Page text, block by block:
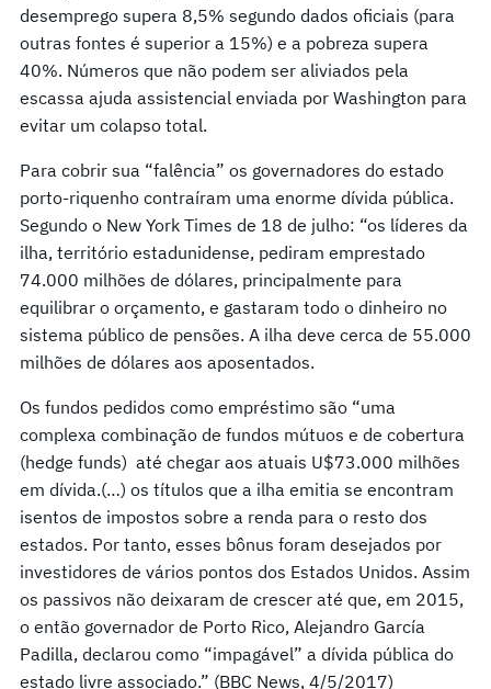
desemprego supera 8,5% segundo dados oficiais (para
outras fontes é superior a 15%) e a pobreza supera
40%. Números que não podem ser aliviados pela
escassa ajuda assistencial enviada por Washington para
evitar um colapso total.
Para cobrir sua “falência” os governadores do estado
porto-riquenho contraíram uma enorme dívida pública.
Segundo o New York Times de 18 de julho: “os líderes da
ilha, território estadunidense, pediram emprestado
74.000 milhões de dólares, principalmente para
equilibrar o orçamento, e gastaram todo o dinheiro no
sistema público de pensões. A ilha deve cerca de 55.000
milhões de dólares aos aposentados.
Os fundos pedidos como empréstimo são “uma
complexa combinação de fundos mútuos e de cobertura
(hedge funds) até chegar aos atuais U$73.000 milhões
em dívida.(…) os títulos que a ilha emitia se encontram
isentos de impostos sobre a renda para o resto dos
estados. Por tanto, esses bônus foram desejados por
investidores de vários pontos dos Estados Unidos. Assim
os passivos não deixaram de crescer até que, em 2015,
o então governador de Porto Rico, Alejandro García
Padilla, declarou como “impagável” a dívida pública do
estado livre associado.” (BBC News, 4/5/2017)